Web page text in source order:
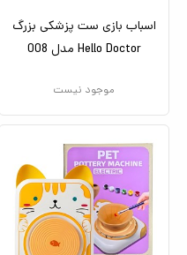
اسباب بازی ست پزشکی بزرگ
Hello Doctor مدل 008
موجود نیست